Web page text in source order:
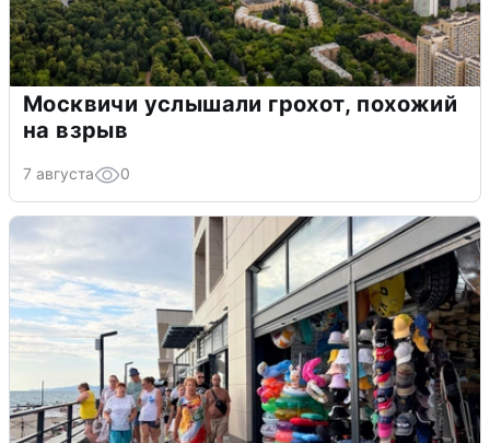
Москвичи услышали грохот, похожий
на взрыв
7 августа 0